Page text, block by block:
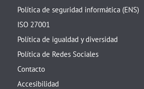
Política de seguridad informática (ENS)
ISO 27001
Política de igualdad y diversidad
Política de Redes Sociales
Contacto
Accesibilidad